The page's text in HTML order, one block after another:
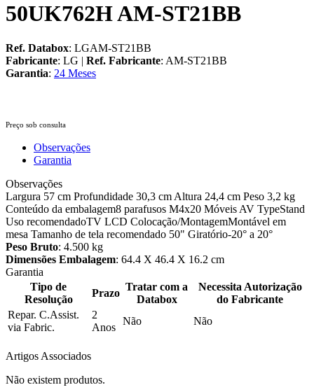
50UK762H AM-ST21BB
Ref. Databox: LGAM-ST21BB
Fabricante: LG | Ref. Fabricante: AM-ST21BB
Garantia: 24 Meses
Preço sob consulta
Observações
Garantia
Observações
Largura 57 cm Profundidade 30,3 cm Altura 24,4 cm Peso 3,2 kg
Conteúdo da embalagem8 parafusos M4x20 Móveis AV TypeStand
Uso recomendadoTV LCD Colocação/MontagemMontável em
mesa Tamanho de tela recomendado 50" Giratório-20° a 20°
Peso Bruto: 4.500 kg
Dimensões Embalagem: 64.4 X 46.4 X 16.2 cm
Garantia
Tipo de
Resolução
Prazo
Tratar com a
Databox
Necessita Autorização
do Fabricante
Repar. C.Assist.
via Fabric.
2
Anos
Não Não
Artigos Associados
Não existem produtos.